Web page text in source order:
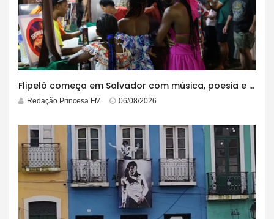
Flipelô começa em Salvador com música, poesia e grande participação
Redação Princesa FM 06/08/2026